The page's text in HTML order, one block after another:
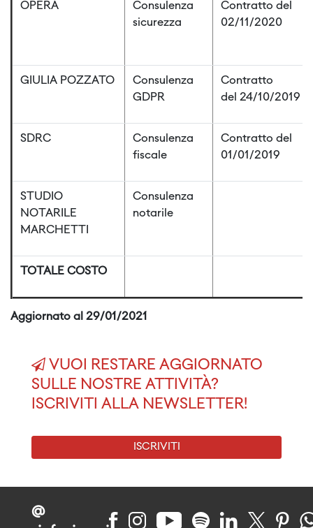
OPERA
Consulenza
sicurezza
Contratto del
02/11/2020
GIULIA POZZATO
Consulenza
GDPR
Contratto
del 24/10/2019
SDRC
Consulenza
fiscale
Contratto del
01/01/2019
STUDIO
NOTARILE
MARCHETTI
Consulenza
notarile
TOTALE COSTO
Aggiornato al 29/01/2021
VUOI RESTARE AGGIORNATO
SULLE NOSTRE ATTIVITÀ?
ISCRIVITI ALLA NEWSLETTER!
ISCRIVITI
@